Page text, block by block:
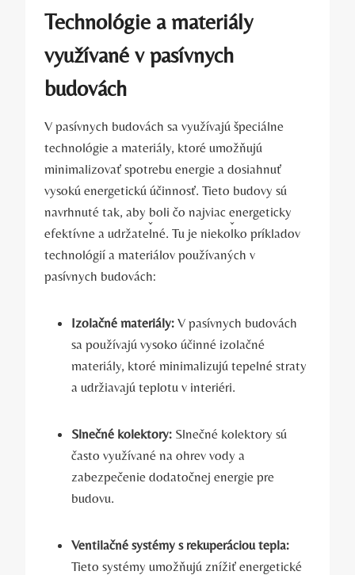
Technológie a materiály
využívané v pasívnych
budovách
V pasívnych budovách sa využívajú špeciálne
technológie a materiály, ktoré umožňujú
minimalizovať spotrebu energie a dosiahnuť
vysokú energetickú účinnosť. Tieto budovy sú
navrhnuté tak, aby boli čo najviac energeticky
efektívne a udržateľné. Tu je niekoľko príkladov
technológií a materiálov používaných v
pasívnych budovách:
Izolačné materiály: V pasívnych budovách
sa používajú vysoko účinné izolačné
materiály, ktoré minimalizujú tepelné straty
a udržiavajú teplotu v interiéri.
Slnečné kolektory: Slnečné kolektory sú
často využívané na ohrev vody a
zabezpečenie dodatočnej energie pre
budovu.
Ventilačné systémy s rekuperáciou tepla:
Tieto systémy umožňujú znížiť energetické